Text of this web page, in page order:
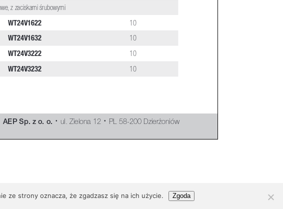
stworzona przeznowalepszastrona.pl
ze strony oznacza, że zgadzasz się na ich użycie. Zgoda